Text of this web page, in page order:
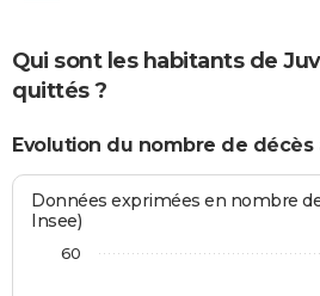
Qui sont les habitants de
quittés ?
Evolution du nombre de décès
Données exprimées en nombre
Insee)
60